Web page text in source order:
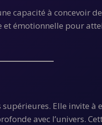
capacité à concevoir
émotionnelle pour
Elle invite
avec l’univers.